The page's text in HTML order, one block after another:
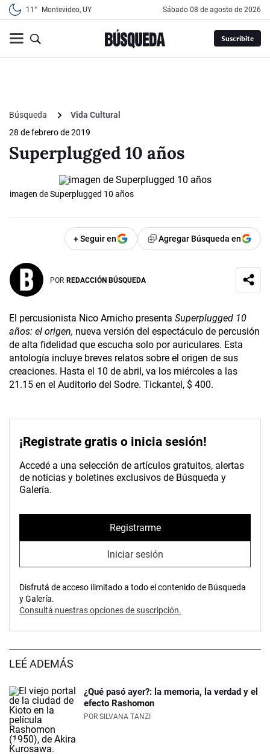
11° Montevideo, UY sábado 08 de agosto de 2026
Suscribite
Búsqueda
Vida Cultural
28 de febrero de 2019
Superplugged 10 años
imagen de Superplugged 10 años
+ Seguir en Agregar Búsqueda en
POR REDACCIÓN BÚSQUEDA
El percusionista Nico Arnicho presenta Superplugged 10
años: el origen, nueva versión del espectáculo de percusión
de alta fidelidad que escucha solo por auriculares. Esta
antología incluye breves relatos sobre el origen de sus
creaciones. Hasta el 10 de abril, va los miércoles a las
21.15 en el Auditorio del Sodre. Tickantel, $ 400.
¡Registrate gratis o inicia sesión!
Accedé a una selección de artículos gratuitos, alertas
de noticias y boletines exclusivos de Búsqueda y
Galería.
Registrarme
Iniciar sesión
Disfrutá de acceso ilimitado a todo el contenido de Búsqueda
y Galería.
Consultá nuestras opciones de suscripción.
LEÉ ADEMÁS
¿Qué pasó ayer?: la memoria, la verdad y el
efecto Rashomon
POR SILVANA TANZI